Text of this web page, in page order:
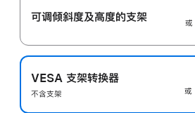
可调倾斜度及高‍度的支‍架
VESA 支架转换器
不含支架
或